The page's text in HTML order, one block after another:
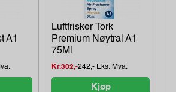
A1
Luftfrisker Tork
Premium Nøytral A1
75Ml
Kr.302,-242,- Eks. Mva.
Kjøp